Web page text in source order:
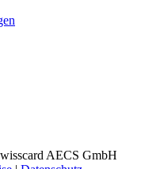
AECS GmbH